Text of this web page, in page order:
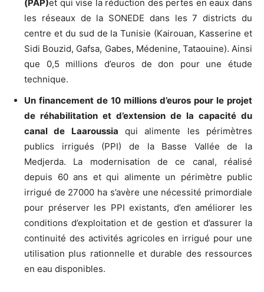
(PAP)et qui vise la réduction des pertes en eaux dans
les réseaux de la SONEDE dans les 7 districts du
centre et du sud de la Tunisie (Kairouan, Kasserine et
Sidi Bouzid, Gafsa, Gabes, Médenine, Tataouine). Ainsi
que 0,5 millions d’euros de don pour une étude
technique.
Un financement de 10 millions d’euros pour le projet
de réhabilitation et d’extension de la capacité du
canal de Laaroussia qui alimente les périmètres
publics irrigués (PPI) de la Basse Vallée de la
Medjerda. La modernisation de ce canal, réalisé
depuis 60 ans et qui alimente un périmètre public
irrigué de 27000 ha s’avère une nécessité primordiale
pour préserver les PPI existants, d’en améliorer les
conditions d’exploitation et de gestion et d’assurer la
continuité des activités agricoles en irrigué pour une
utilisation plus rationnelle et durable des ressources
en eau disponibles.